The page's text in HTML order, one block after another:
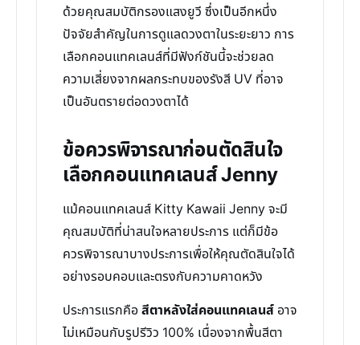
ด้วยคุณสมบัติกรองแสงยูวี ซึ่งเป็นอีกหนึ่ง
ปัจจัยสำคัญในการดูแลดวงตาในระยะยาว การ
เลือกคอนแทคเลนส์ที่มีฟังก์ชันนี้จะช่วยลด
ความเสี่ยงจากผลกระทบของรังสี UV ที่อาจ
เป็นอันตรายต่อดวงตาได้
ข้อควรพิจารณาก่อนตัดสินใจ
เลือกคอนแทคเลนส์ Jenny
แม้คอนแทคเลนส์ Kitty Kawaii Jenny จะมี
คุณสมบัติที่น่าสนใจหลายประการ แต่ก็มีข้อ
ควรพิจารณาบางประการเพื่อให้คุณตัดสินใจได้
อย่างรอบคอบและตรงกับความคาดหวัง
ประการแรกคือสีตาหลังใส่คอนแทคเลนส์ อาจ
ไม่เหมือนกับรูปรีวิว 100% เนื่องจากพื้นสีตา